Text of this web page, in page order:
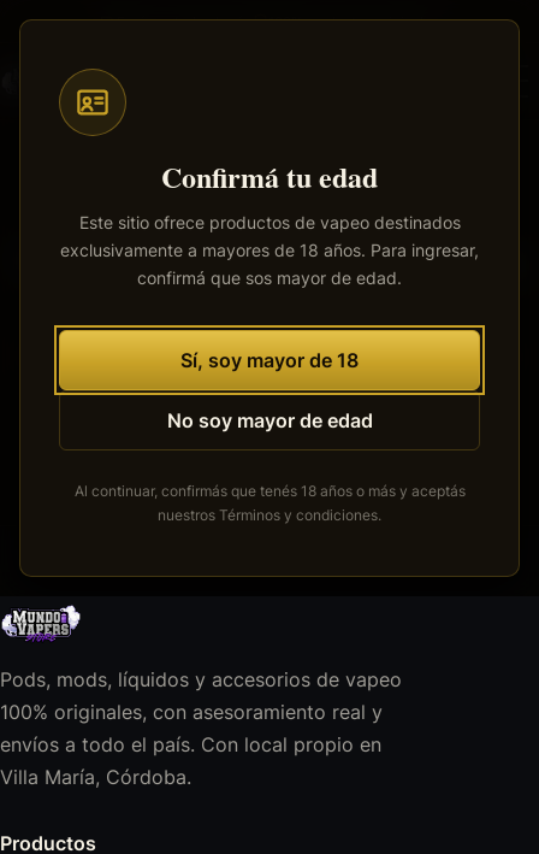
Confirmá tu edad
Este sitio ofrece productos de vapeo destinados
exclusivamente a mayores de 18 años. Para ingresar,
confirmá que sos mayor de edad.
Sí, soy mayor de 18
No soy mayor de edad
Al continuar, confirmás que tenés 18 años o más y aceptás
nuestros Términos y condiciones.
Saltar
contenido
principal
Envíos a todo el país· 100% productos originales
Tenemos grandes proyectos
Se está cocinando algo grande. Nuestra tienda está en
obras y pronto abrirá sus puertas.
Pods, mods, líquidos y accesorios de vapeo
100% originales, con asesoramiento real y
envíos a todo el país. Con local propio en
Villa María, Córdoba.
Productos